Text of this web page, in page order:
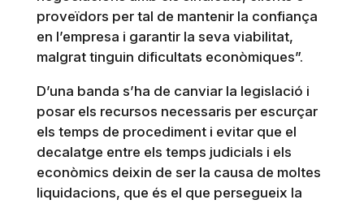
proveïdors per tal de mantenir la confiança
en l’empresa i garantir la seva viabilitat,
malgrat tinguin dificultats econòmiques”.
D’una banda s’ha de canviar la legislació i
posar els recursos necessaris per escurçar
els temps de procediment i evitar que el
decalatge entre els temps judicials i els
econòmics deixin de ser la causa de moltes
liquidacions, que és el que persegueix la